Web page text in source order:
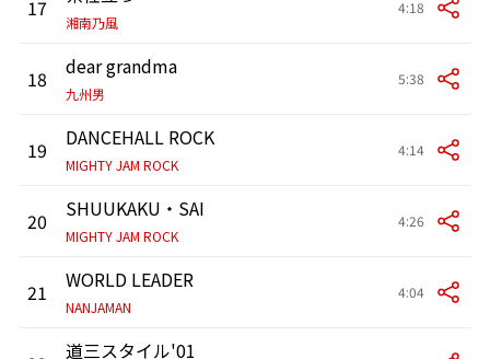
17
湘南乃風
4:18
18 dear grandma
九州男
5:38
19 DANCEHALL ROCK
MIGHTY JAM ROCK
4:14
20 SHUUKAKU・SAI
MIGHTY JAM ROCK
4:26
21 WORLD LEADER
NANJAMAN
4:04
道三スタイル'01